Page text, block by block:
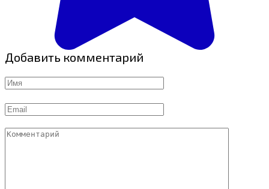
Добавить комментарий
Имя
Email
Комментарий